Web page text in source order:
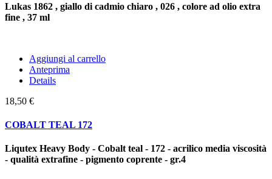
Lukas 1862 , giallo di cadmio chiaro , 026 , colore ad olio extra
fine , 37 ml
Aggiungi al carrello
Anteprima
Details
18,50 €
COBALT TEAL 172
Liqutex Heavy Body - Cobalt teal - 172 - acrilico media viscosità
- qualità extrafine - pigmento coprente - gr.4